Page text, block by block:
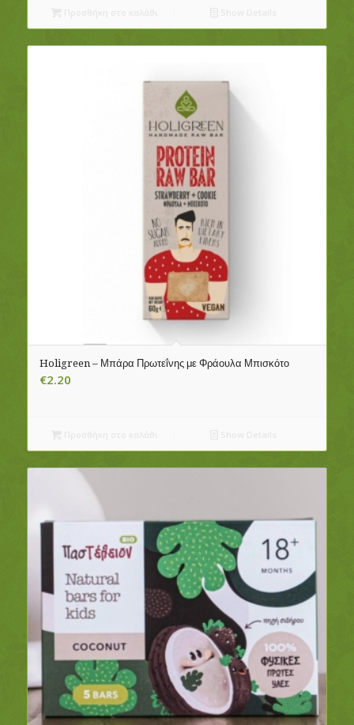
Holigreen – Μπάρα Πρωτεΐνης με Φράουλα Μπισκότο
€2.20